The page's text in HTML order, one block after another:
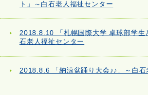
ト」～白石老人福祉センター
2018.8.10 「札幌国際大学 卓球部学生
石老人福祉センター
2018.8.6 「納涼盆踊り大会♪♪」～白石